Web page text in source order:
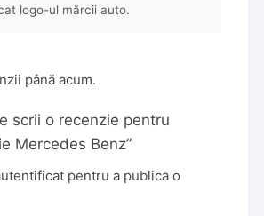
logo-ul mărcii auto.
până acum.
scrii o recenzie pentru
Mercedes Benz”
pentru a publica o